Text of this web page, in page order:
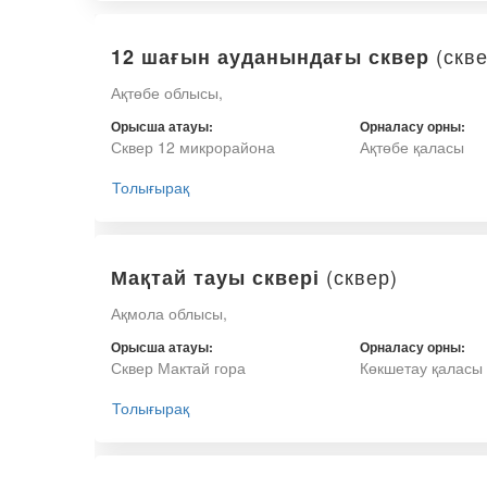
12 шағын ауданындағы сквер
Ақтөбе облысы,
Орысша атауы:
Сквер 12 микрорайона
Орналасу орны:
Ақтөбе қаласы
Толығырақ
Мақтай тауы сквері (сквер)
Ақмола облысы,
Орысша атауы:
Сквер Мактай гора
Орналасу орны:
Көкшетау қаласы
Толығырақ